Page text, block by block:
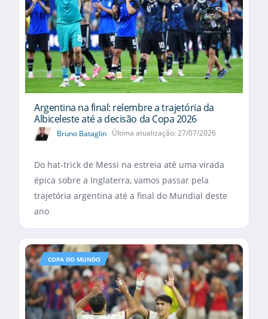
Argentina na final: relembre a trajetória da
Albiceleste até a decisão da Copa 2026
Bruno Bataglin Última atualização: 27/07/2026
Do hat-trick de Messi na estreia até uma virada
épica sobre a Inglaterra, vamos passar pela
trajetória argentina até a final do Mundial deste
ano
COPA DO MUNDO